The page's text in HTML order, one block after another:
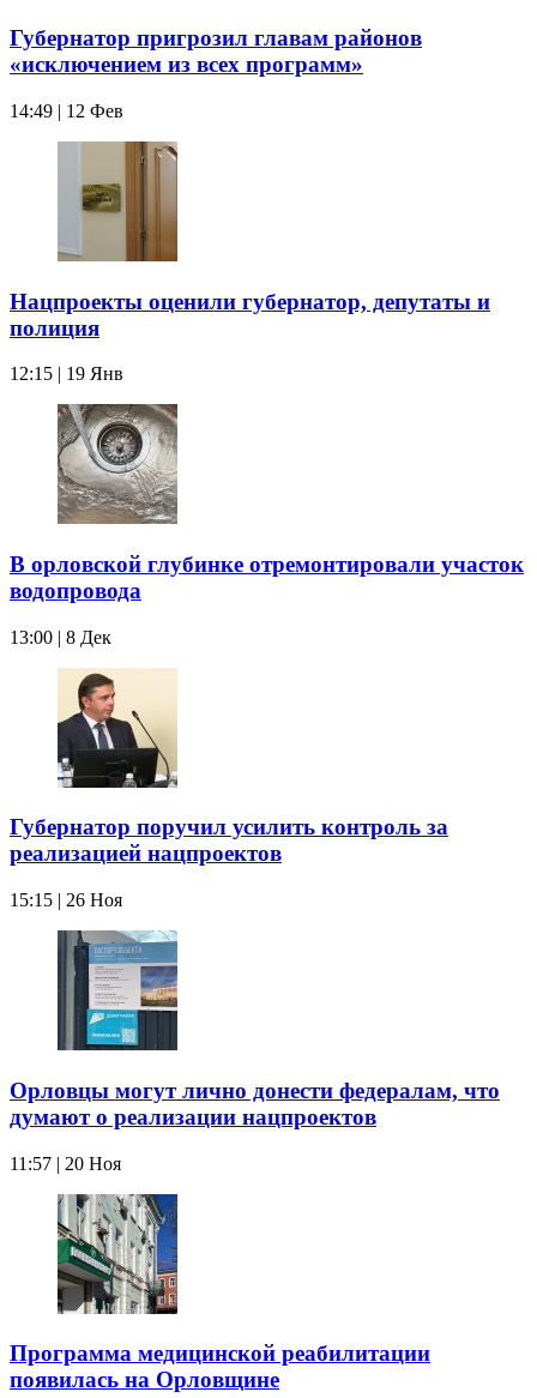
Губернатор пригрозил главам районов
«исключением из всех программ»
14:49 | 12 Фев
Нацпроекты оценили губернатор, депутаты и
полиция
12:15 | 19 Янв
В орловской глубинке отремонтировали участок
водопровода
13:00 | 8 Дек
Губернатор поручил усилить контроль за
реализацией нацпроектов
15:15 | 26 Ноя
Орловцы могут лично донести федералам, что
думают о реализации нацпроектов
11:57 | 20 Ноя
Программа медицинской реабилитации
появилась на Орловщине